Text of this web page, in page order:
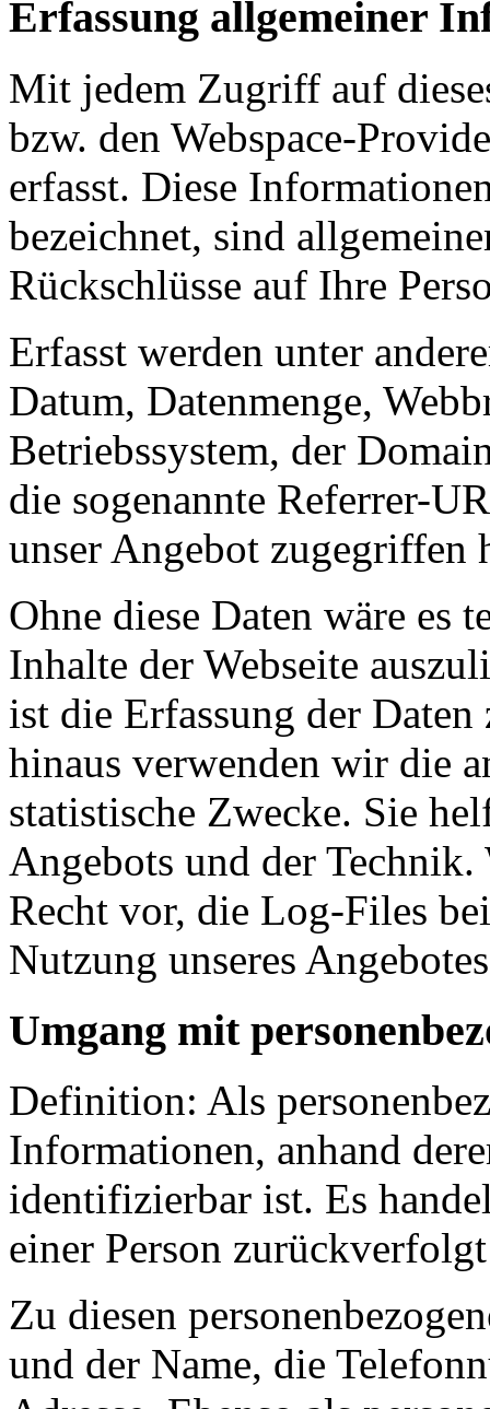
Erfassung allgemeiner
Mit jedem Zugriff auf
bzw. den Webspace-
erfasst. Diese
bezeichnet, sind
Rückschlüsse auf Ihre
Erfasst werden unter
Datum, Datenmenge,
Betriebssystem, der
die sogenannte Referrer-
unser Angebot zugegriffen
Ohne diese Daten wäre es
Inhalte der Webseite
ist die Erfassung der
hinaus verwenden wir die
statistische Zwecke. Sie
Angebots und der
Recht vor, die Log-Files
Nutzung unseres
Umgang mit
Definition: Als
Informationen, anhand
identifizierbar ist. Es
einer Person
Zu diesen
und der Name, die